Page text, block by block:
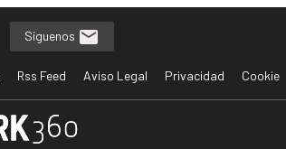
Síguenos
Rss Feed Aviso Legal Privacidad Cookie